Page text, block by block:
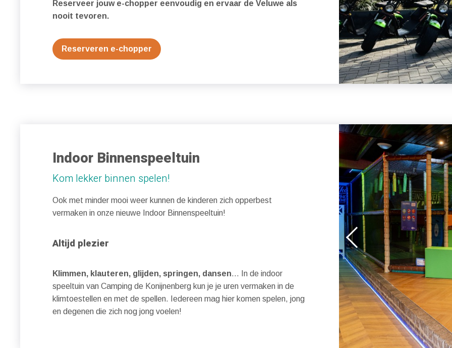
Reserveer jouw e-chopper eenvoudig en ervaar de Veluwe als
nooit tevoren.
Reserveren e-chopper
Indoor Binnenspeeltuin
Kom lekker binnen spelen!
Ook met minder mooi weer kunnen de kinderen zich opperbest
vermaken in onze nieuwe Indoor Binnenspeeltuin!
Altijd plezier
Klimmen, klauteren, glijden, springen, dansen... In de indoor
speeltuin van Camping de Konijnenberg kun je je uren vermaken in de
klimtoestellen en met de spellen. Iedereen mag hier komen spelen, jong
en degenen die zich nog jong voelen!